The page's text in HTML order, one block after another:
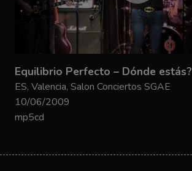
Equilibrio Perfecto – Dónde estás?
ES, Valencia, Salon Conciertos SGAE
10/06/2009
mp5cd